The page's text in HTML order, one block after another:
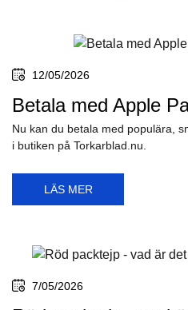
12/05/2026
Betala med Apple
Nu kan du betala med populära,
i butiken på Torkarblad.nu.
LÄS MER
7/05/2026